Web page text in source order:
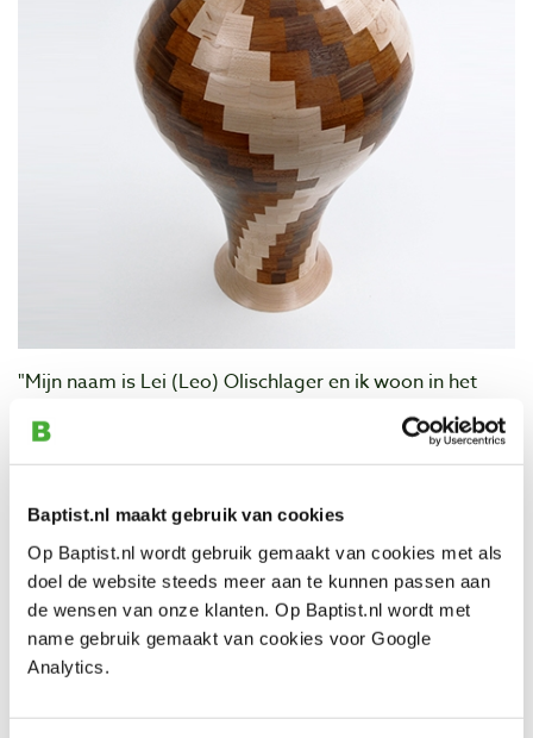
Baptist.nl maakt gebruik van cookies
Op Baptist.nl wordt gebruik gemaakt van cookies met als
doel de website steeds meer aan te kunnen passen aan
de wensen van onze klanten. Op Baptist.nl wordt met
name gebruik gemaakt van cookies voor Google
Analytics.
"Mijn naam is Lei (Leo) Olischlager en ik woon in het
rustige dorpje Nieuwstadt in Limburg. Na mijn
vervroegde pensionering ben ik mij fulltime bezig gaan
houden met houtdraaien, een wens die ik al jaren
houtdraaien te leren van meester-houtdraaier Henri
Haex. Hij is van het Vlaams Gilde van Houtdraaiers
afdeling Limburg, alwaar ik zelf ook lid van ben.
De laatste jaren heb ik mij gespecialiseerd in het
gesegmenteerde houtdraaiwerk. Na het zien van het
segmented woodturning werk van o.a. Ray Allen en
Malcolm Tibbets was ik verkocht. Dat wilde ik ook leren.